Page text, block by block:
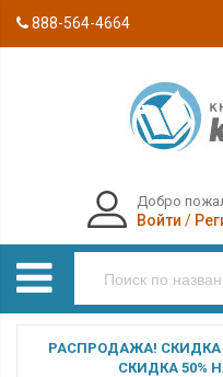
888-564-4664
Добро
Войти /
РАСПРОДАЖА! СКИДКА
СКИДКА 50%